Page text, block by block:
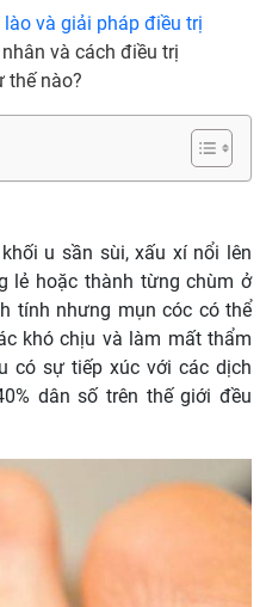
và giải pháp điều trị
và cách điều trị
thế nào?
u sần sùi, xấu xí nổi lên
lẻ hoặc thành từng chùm ở
tính nhưng mụn cóc có thể
khó chịu và làm mất thẩm
có sự tiếp xúc với các dịch
dân số trên thế giới đều